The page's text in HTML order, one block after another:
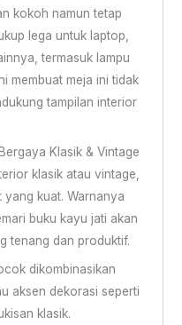
kokoh namun tetap
lega untuk laptop,
termasuk lampu
membuat meja ini tidak
tampilan interior
Klasik & Vintage
klasik atau vintage,
kuat. Warnanya
buku kayu jati akan
tenang dan produktif.
dikombinasikan
aksen dekorasi seperti
klasik.